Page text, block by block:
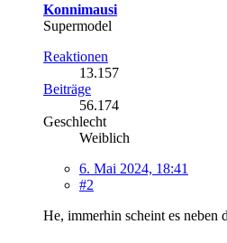
Konnimausi
Supermodel
Reaktionen
13.157
Beiträge
56.174
Geschlecht
Weiblich
6. Mai 2024, 18:41
#2
He, immerhin scheint es neben